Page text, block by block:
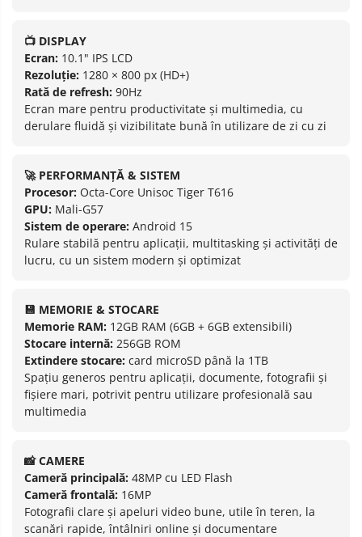
📺 DISPLAY
Ecran: 10.1" IPS LCD
Rezoluție: 1280 × 800 px (HD+)
Rată de refresh: 90Hz
Ecran mare pentru productivitate și multimedia, cu
derulare fluidă și vizibilitate bună în utilizare de zi cu zi
🚀 PERFORMANȚĂ & SISTEM
Procesor: Octa-Core Unisoc Tiger T616
GPU: Mali-G57
Sistem de operare: Android 15
Rulare stabilă pentru aplicații, multitasking și activități de
lucru, cu un sistem modern și optimizat
💾 MEMORIE & STOCARE
Memorie RAM: 12GB RAM (6GB + 6GB extensibili)
Stocare internă: 256GB ROM
Extindere stocare: card microSD până la 1TB
Spațiu generos pentru aplicații, documente, fotografii și
fișiere mari, potrivit pentru utilizare profesională sau
multimedia
📸 CAMERE
Cameră principală: 48MP cu LED Flash
Cameră frontală: 16MP
Fotografii clare și apeluri video bune, utile în teren, la
scanări rapide, întâlniri online și documentare